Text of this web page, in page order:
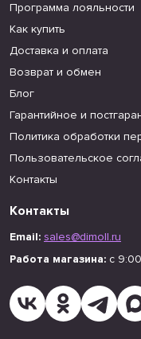
Программа лояльности
Как купить
Доставка и оплата
Возврат и обмен
Блог
Гарантийное и
Политика обработки
Пользовательское
Контакты
Контакты
Email: sales@dimoll.ru
Работа магазина: с